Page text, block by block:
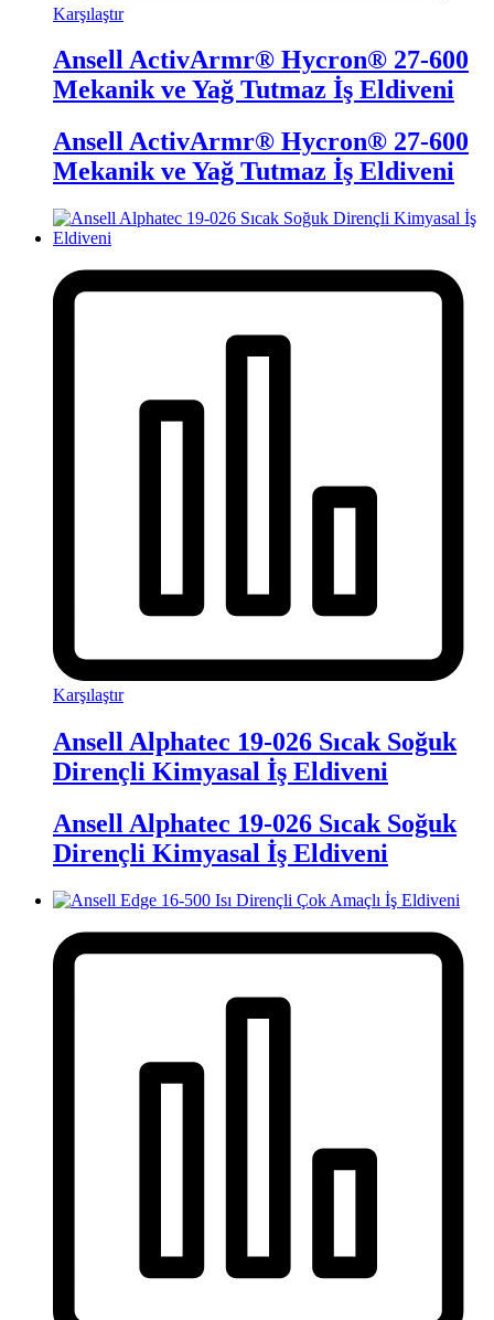
Karşılaştır
Ansell ActivArmr® Hycron® 27-600
Mekanik ve Yağ Tutmaz İş Eldiveni
Ansell ActivArmr® Hycron® 27-600
Mekanik ve Yağ Tutmaz İş Eldiveni
Karşılaştır
Ansell Alphatec 19-026 Sıcak Soğuk
Dirençli Kimyasal İş Eldiveni
Ansell Alphatec 19-026 Sıcak Soğuk
Dirençli Kimyasal İş Eldiveni